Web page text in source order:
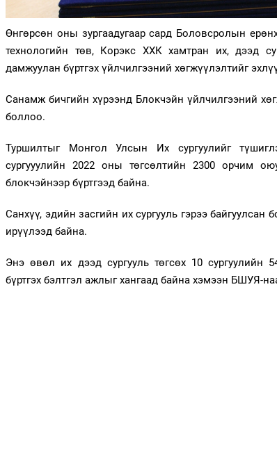
Өнгөрсөн оны зургаадугаар сард Боловсролын
технологийн төв, Корэкс ХХК хамтран их, дээд
дамжуулан бүртгэх үйлчилгээний хөгжүүлэлтийг
Санамж бичгийн хүрээнд Блокчэйн үйлчилгээний
боллоо.
Туршилтыг Монгол Улсын Их сургуулийг
сургууулийн 2022 оны төгсөлтийн 2300 орчим
блокчэйнээр бүртгээд байна.
Санхүү, эдийн засгийн их сургууль гэрээ байгуулсан
ирүүлээд байна.
Энэ өвөл их дээд сургууль төгсөх 10 сургуулийн
бүртгэх бэлтгэл ажлыг хангаад байна хэмээн БШУЯ-